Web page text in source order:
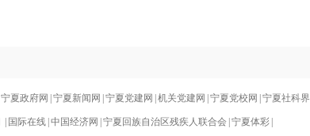
宁夏政府网 宁夏新闻网 宁夏党建网 机关党建网 宁夏党校网 宁夏社科界
国际在线 中国经济网 宁夏回族自治区残疾人联合会 宁夏体彩